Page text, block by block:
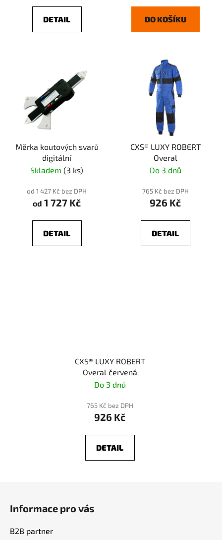
DETAIL DO KOŠÍKU
Měrka koutových svarů
digitální
Skladem (3 ks)
od 1 427 Kč bez DPH
od 1 727 Kč
DETAIL
CXS® LUXY ROBERT
Overal
Do 3 dnů
765 Kč bez DPH
926 Kč
DETAIL
CXS® LUXY ROBERT
Overal červená
Do 3 dnů
765 Kč bez DPH
926 Kč
DETAIL
Informace pro vás
B2B partner